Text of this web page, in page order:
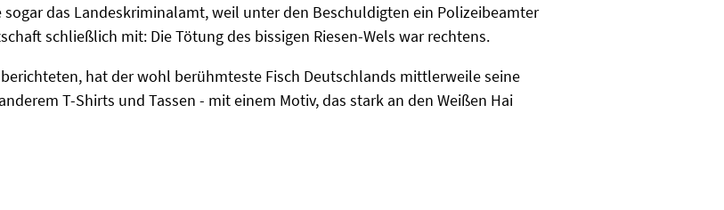
das Landeskriminalamt, weil unter den Beschuldigten ein Polizeibeamter
schließlich mit: Die Tötung des bissigen Riesen-Wels war rechtens.
hat der wohl berühmteste Fisch Deutschlands mittlerweile seine
T-Shirts und Tassen - mit einem Motiv, das stark an den Weißen Hai